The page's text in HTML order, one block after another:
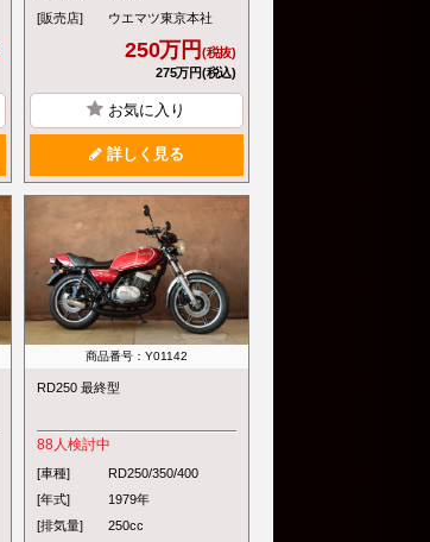
[販売店]
ウエマツ東京本社
250万円 (税抜)
275万円(税込)
お気に入り
詳しく見る
商品番号：Y01142
RD250 最終型
88人検討中
[車種]
RD250/350/400
[年式]
1979年
[排気量]
250cc